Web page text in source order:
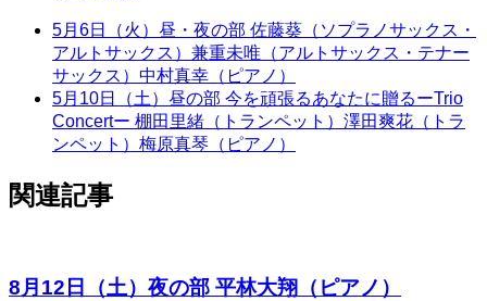
5月6日（火）昼・夜の部 佐藤葵（ソプラノサックス・
アルトサックス）兼重未唯（アルトサックス・テナー
サックス）中村真幸（ピアノ）
5月10日（土）昼の部 今を頑張るあなたに贈るーTrio
Concertー 棚田里緒（トランペット）澤田爽花（トラ
ンペット）梅原真琴（ピアノ）
関連記事
8月12日（土）夜の部 平林大翔（ピアノ）